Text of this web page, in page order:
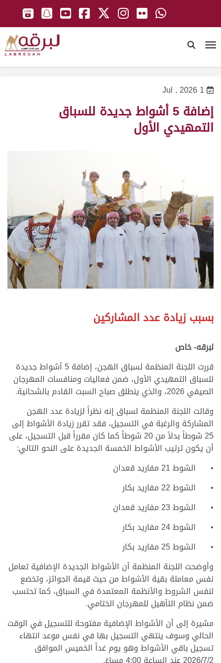
1 Jul , 2026
إضافة 5 أشواط جديدة للسباق
التمهيدي الأول
بسبب زيادة عدد المشاركين
لبرقه- خاص
قررت اللجنة المنظمة لسباق الهجن، إضافة 5 أشواط جديدة
للسباق التمهيدي الأول، ضمن فعاليات ومنافسات المهرجان
الصيفي 2026، والذي ينطلق صباح السبت القادم بالشحانية.
وقالت اللجنة المنظمة لسباق إنه نظراً لزيادة عدد الهجن
المشاركة والرغبة في التسجيل، فقد تقرر زيادة الأشواط إلى
25 شوطاً بدلاً من 20 شوطاً كما كان مقرراً قبل التسجيل، على
أن يكون ترتيب الأشواط الخمسة الجديدة على النحو التالي:
• الشوط 21 مفاريد قعدان
• الشوط 22 مفاريد بكار
• الشوط 23 مفاريد قعدان
• الشوط 24 مفاريد بكار
• الشوط 25 مفاريد بكار
وأوضحت اللجنة المنظمة أن الأشواط الجديدة الإضافية تعامل
نفس معاملة بقية الأشواط من حيث قيمة الجوائز، وتخضع
لنفس الشروط والأنظمة المعتمدة في السباق، كما تحتسب
ضمن نظام التأهيل للمهرجان الختامي.
مشيرة إلى أن الأشواط الإضافية مفتوحة للتسجيل في الوقت
الحالي وسوف ينتهي التسجيل بها في نفس موعد انتهاء
تسجيل باقي الأشواط وهو يوم غداً الخميس الموافق